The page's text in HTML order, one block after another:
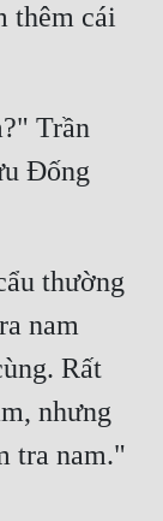
thêm cái
Trần
Đống
thường
nam
Rất
nhưng
tra nam."